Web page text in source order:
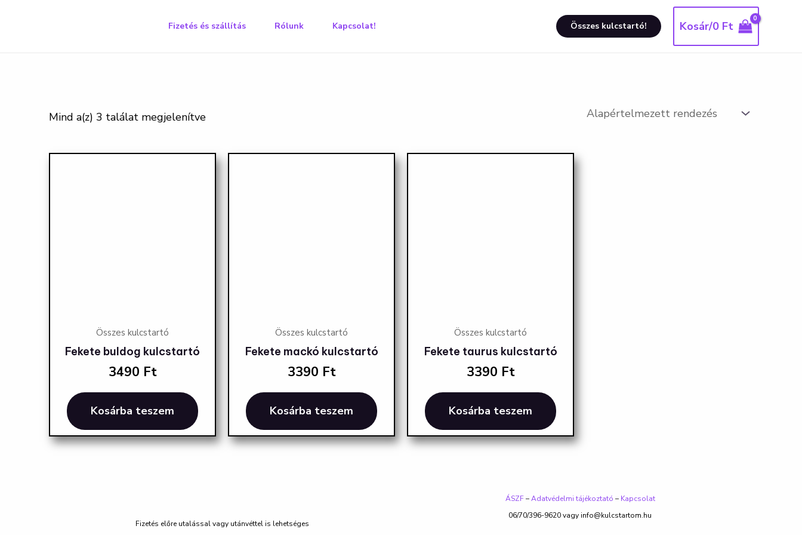
Fizetés és szállítás Rólunk Kapcsolat! Összes kulcstartó! Kosár/0 Ft
Mind a(z) 3 találat megjelenítve
Összes kulcstartó
Fekete buldog kulcstartó
3490 Ft
Kosárba teszem
Összes kulcstartó
Fekete mackó kulcstartó
3390 Ft
Kosárba teszem
Összes kulcstartó
Fekete taurus kulcstartó
3390 Ft
Kosárba teszem
Fizetés előre utalással vagy utánvéttel is lehetséges
ÁSZF–Adatvédelmi tájékoztató – Kapcsolat
06/70/396-9620 vagy info@kulcstartom.hu